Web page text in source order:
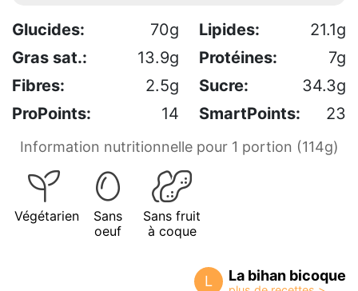
Glucides: 70g Lipides:
21.1g
Gras sat.:
13.9g Protéines:
7g
Fibres:
2.5g Sucre:
34.3g
ProPoints:
14 SmartPoints: 23
Information nutritionnelle pour 1 portion (114g)
Végétarien
Sans
oeuf
Sans fruit
à coque
L La bihan bicoque